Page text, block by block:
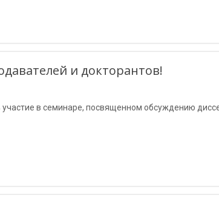
и докторантов!
участие в семинаре, посвященном обсуждению